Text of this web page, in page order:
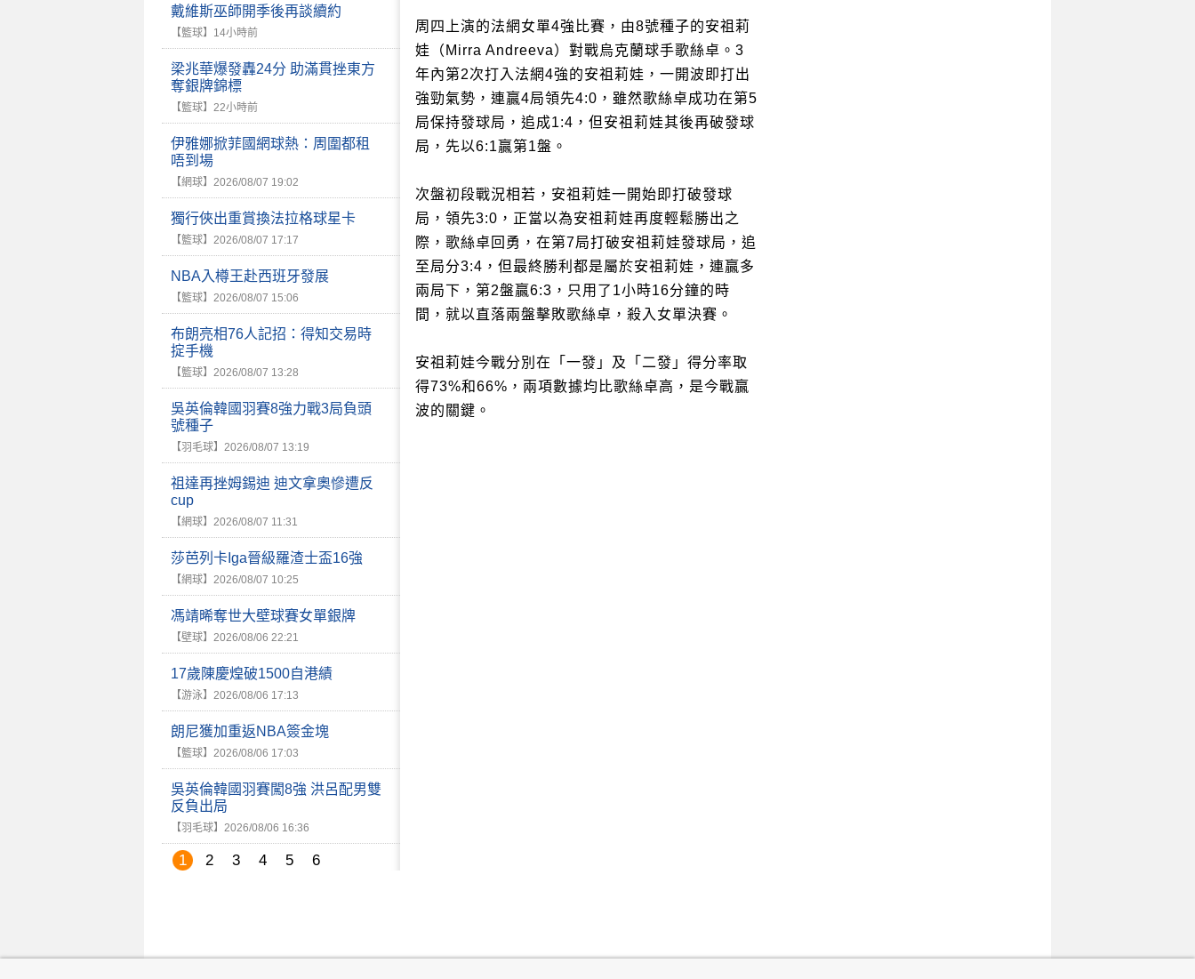
戴維斯巫師開季後再談續約
【籃球】 14小時前
梁兆華爆發轟24分 助滿貫挫東方
奪銀牌錦標
【籃球】 22小時前
伊雅娜掀菲國網球熱：周圍都租
唔到場
【網球】 2026/08/07 19:02
獨行俠出重賞換法拉格球星卡
【籃球】 2026/08/07 17:17
NBA入樽王赴西班牙發展
【籃球】 2026/08/07 15:06
布朗亮相76人記招：得知交易時
掟手機
【籃球】 2026/08/07 13:28
吳英倫韓國羽賽8強力戰3局負頭
號種子
【羽毛球】 2026/08/07 13:19
祖達再挫姆錫迪 迪文拿奧慘遭反
cup
【網球】 2026/08/07 11:31
莎芭列卡Iga晉級羅渣士盃16強
【網球】 2026/08/07 10:25
馮靖晞奪世大壁球賽女單銀牌
【壁球】 2026/08/06 22:21
17歲陳慶煌破1500自港績
【游泳】 2026/08/06 17:13
朗尼獲加重返NBA簽金塊
【籃球】 2026/08/06 17:03
吳英倫韓國羽賽闖8強 洪呂配男雙
反負出局
【羽毛球】 2026/08/06 16:36
1 2 3 4 5 6
周四上演的法網女單4強比賽，由8號種子的安祖莉
娃（Mirra Andreeva）對戰烏克蘭球手歌絲卓。3
年內第2次打入法網4強的安祖莉娃，一開波即打出
強勁氣勢，連贏4局領先4:0，雖然歌絲卓成功在第5
局保持發球局，追成1:4，但安祖莉娃其後再破發球
局，先以6:1贏第1盤。
次盤初段戰況相若，安祖莉娃一開始即打破發球
局，領先3:0，正當以為安祖莉娃再度輕鬆勝出之
際，歌絲卓回勇，在第7局打破安祖莉娃發球局，追
至局分3:4，但最終勝利都是屬於安祖莉娃，連贏多
兩局下，第2盤贏6:3，只用了1小時16分鐘的時
間，就以直落兩盤擊敗歌絲卓，殺入女單決賽。
安祖莉娃今戰分別在「一發」及「二發」得分率取
得73%和66%，兩項數據均比歌絲卓高，是今戰贏
波的關鍵。